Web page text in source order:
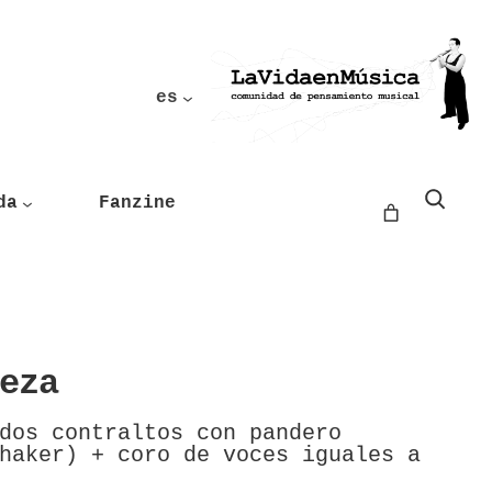
es
Fanzine
Buscar
contraltos con pandero
+ coro de voces iguales a